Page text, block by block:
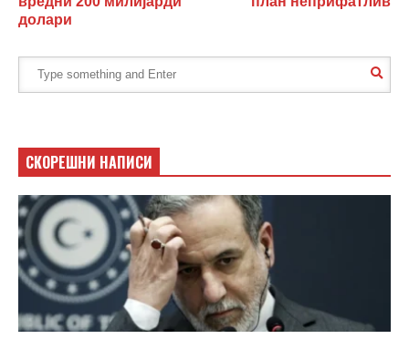
долари
СКОРЕШНИ НАПИСИ